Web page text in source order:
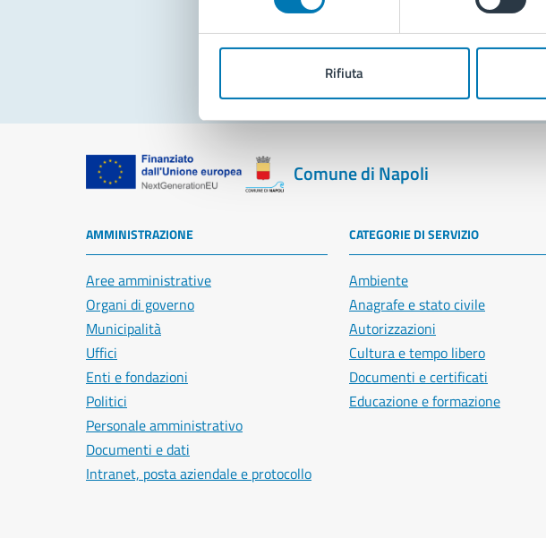
Rifiuta
Problemi in città
Segnala disservizio
Comune di Napoli
AMMINISTRAZIONE
Aree amministrative
Organi di governo
Municipalità
Uffici
Enti e fondazioni
Politici
Personale amministrativo
Documenti e dati
Intranet, posta aziendale e protocollo
CATEGORIE DI SERVIZIO
Ambiente
Anagrafe e stato civile
Autorizzazioni
Cultura e tempo libero
Documenti e certificati
Educazione e formazione